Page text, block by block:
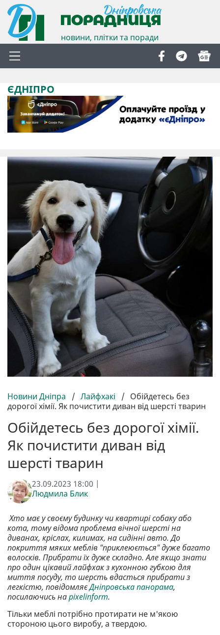
новини, плітки та поради
ЄДНІПРО
Новини Дніпра / Лайфхакі / Обійдетесь без
дорогої хімії. Як почистити диван від шерсті тварин
Обійдетесь без дорогої хімії.
Як почистити диван від
шерсті тварин
23.09.2023 18:00 |
Людмила Блик
Хто має у своєму будинку чи квартирі собаку або
кота, тому відома проблема вічної шерсті на
диванах, кріслах, килимах, на сидінні авто. До
покриття мяких меблів "приклеюється" дуже багато
волосків. Прибрати їх дуже складно. Але якщо знати
про один цікавий лайфхак з кухонною губкою для
миття посуду, то шерсть вдасться прибрати з
легкістю, повідомляєДніпровська панорама,
посилаючись наpixelinform.
Тільки меблі потрібно протирати не м'якою
стороною цього виробу, а твердою.